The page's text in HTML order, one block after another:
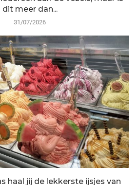
dit meer dan...
31/07/2026
haal jij de lekkerste ijsjes van